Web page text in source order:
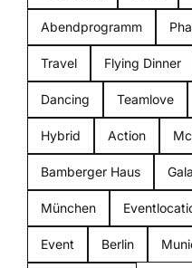
Abendprogramm
Travel Flying Dinner
Dancing Teamlove
Hybrid Action
Bamberger Haus Gala
München
Event Berlin